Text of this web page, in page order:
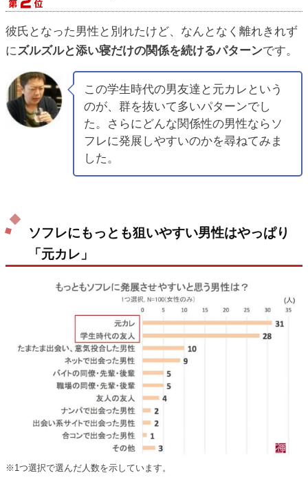
彼氏となった男性と別れたけど、なんとなく離れきれず
に ズルズルと添い寝だけの関係を続けるパターンです。
この学生時代の男友達と元カレという
のが、群を抜いて多いパターンでし
た。さらにどんな関係性の男性ならソ
フレに発展しやすいのかを尋ねてみま
した。
ソフレにもっとも狙いやすい男性はやっぱり
「元カレ」
※1つ選択で選んだ人数を示しています。